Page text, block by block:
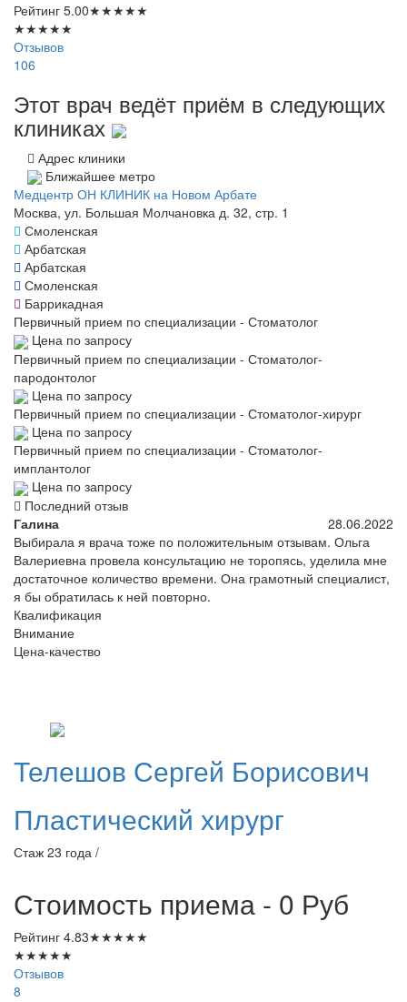
Рейтинг 5.00★★★★★
★★★★★
Отзывов
106
Этот врач ведёт приём в следующих
клиниках
Адрес клиники
Ближайшее метро
Медцентр ОН КЛИНИК на Новом Арбате
Москва, ул. Большая Молчановка д. 32, стр. 1
Смоленская
Арбатская
Арбатская
Смоленская
Баррикадная
Первичный прием по специализации - Стоматолог
Цена по запросу
Первичный прием по специализации - Стоматолог-
пародонтолог
Цена по запросу
Первичный прием по специализации - Стоматолог-хирург
Цена по запросу
Первичный прием по специализации - Стоматолог-
имплантолог
Цена по запросу
Последний отзыв
Галина
28.06.2022
Выбирала я врача тоже по положительным отзывам. Ольга
Валериевна провела консультацию не торопясь, уделила мне
достаточное количество времени. Она грамотный специалист,
я бы обратилась к ней повторно.
Квалификация
Внимание
Цена-качество
Телешов Сергей Борисович
Пластический хирург
Стаж 23 года /
Стоимость приема - 0 Руб
Рейтинг 4.83★★★★★
★★★★★
Отзывов
8